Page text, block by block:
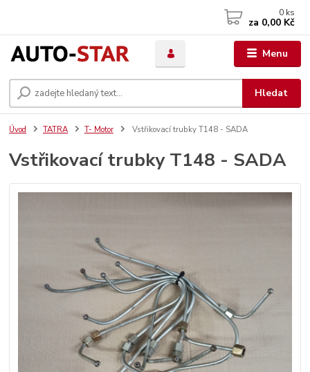
Menu
Hledat
0 ks
za 0,00 Kč
Úvod TATRA T- Motor Vstřikovací trubky T148 - SADA
Vstřikovací trubky T148 - SADA